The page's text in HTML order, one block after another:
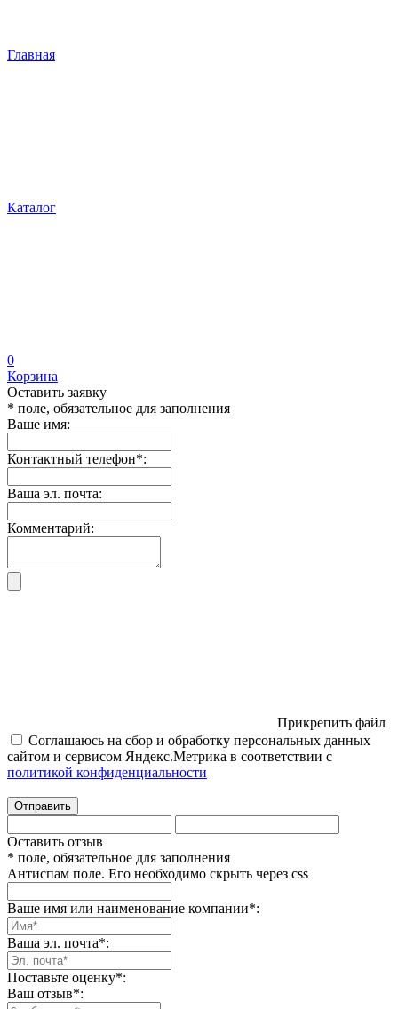
Главная
Каталог
0
Корзина
Оставить заявку
* поле, обязательное для заполнения
Ваше имя:
Контактный телефон*:
Ваша эл. почта:
Комментарий:
Прикрепить файл
Соглашаюсь на сбор и обработку персональных данных
сайтом и сервисом Яндекс.Метрика в соответствии с
политикой конфиденциальности
Отправить
Оставить отзыв
* поле, обязательное для заполнения
Антиспам поле. Его необходимо скрыть через css
Ваше имя или наименование компании*:
Ваша эл. почта*:
Поставьте оценку*:
Ваш отзыв*: